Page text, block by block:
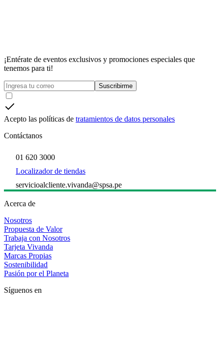
¡Entérate de eventos exclusivos y promociones especiales que
tenemos para ti!
Suscribirme
Acepto las políticas de tratamientos de datos personales
Contáctanos
01 620 3000
Localizador de tiendas
servicioalcliente.vivanda@spsa.pe
Acerca de
Nosotros
Propuesta de Valor
Trabaja con Nosotros
Tarjeta Vivanda
Marcas Propias
Sostenibilidad
Pasión por el Planeta
Síguenos en